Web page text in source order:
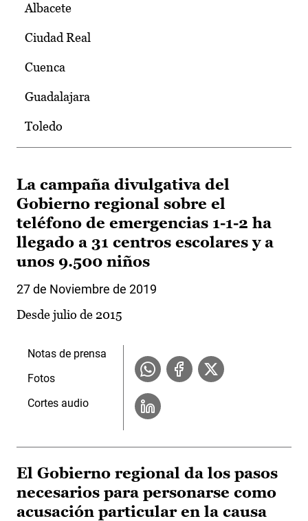
Albacete
Ciudad Real
Cuenca
Guadalajara
Toledo
La campaña divulgativa del
Gobierno regional sobre el
teléfono de emergencias 1-1-2 ha
llegado a 31 centros escolares y a
unos 9.500 niños
27 de Noviembre de 2019
Desde julio de 2015
Notas de prensa
Fotos
Cortes audio
El Gobierno regional da los pasos
necesarios para personarse como
acusación particular en la causa